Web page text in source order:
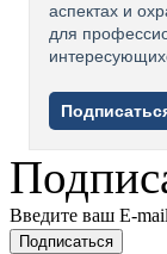
аспектах и
для
Введите ваш E-
Подписаться